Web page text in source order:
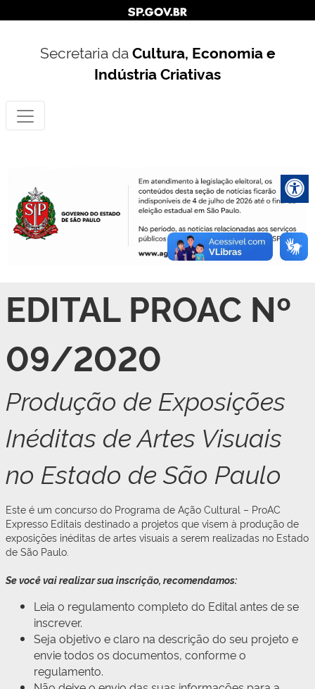
Secretaria daCultura, Economia e
Indústria Criativas
EDITAL PROAC Nº
09/2020
Produção de Exposições
Inéditas de Artes Visuais
no Estado de São Paulo
Este é um concurso do Programa de Ação Cultural – ProAC
Expresso Editais destinado a projetos que visem à produção de
exposições inéditas de artes visuais a serem realizadas no Estado
de São Paulo.
Se você vai realizar sua inscrição, recomendamos:
Leia o regulamento completo do Edital antes de se
inscrever.
Seja objetivo e claro na descrição do seu projeto e
envie todos os documentos, conforme o
regulamento.